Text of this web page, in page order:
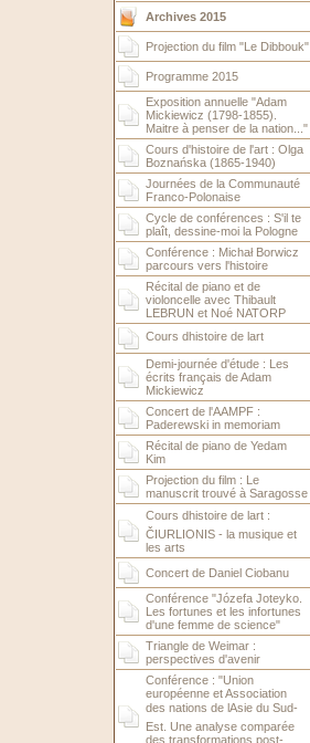
Archives 2015
Projection du film "Le Dibbouk"
Programme 2015
Exposition annuelle "Adam
Mickiewicz (1798-1855).
Maitre à penser de la nation..."
Cours d'histoire de l'art : Olga
Boznańska (1865-1940)
Journées de la Communauté
Franco-Polonaise
Cycle de conférences : S'il te
plaît, dessine-moi la Pologne
Conférence : Michał Borwicz
parcours vers l'histoire
Récital de piano et de
violoncelle avec Thibault
LEBRUN et Noé NATORP
Cours dhistoire de lart
Demi-journée d'étude : Les
écrits français de Adam
Mickiewicz
Concert de l'AAMPF :
Paderewski in memoriam
Récital de piano de Yedam
Kim
Projection du film : Le
manuscrit trouvé à Saragosse
Cours dhistoire de lart :
ČIURLIONIS - la musique et
les arts
Concert de Daniel Ciobanu
Conférence "Józefa Joteyko.
Les fortunes et les infortunes
d'une femme de science"
Triangle de Weimar :
perspectives d'avenir
Conférence : "Union
européenne et Association
des nations de lAsie du Sud-
Est. Une analyse comparée
des transformations post-